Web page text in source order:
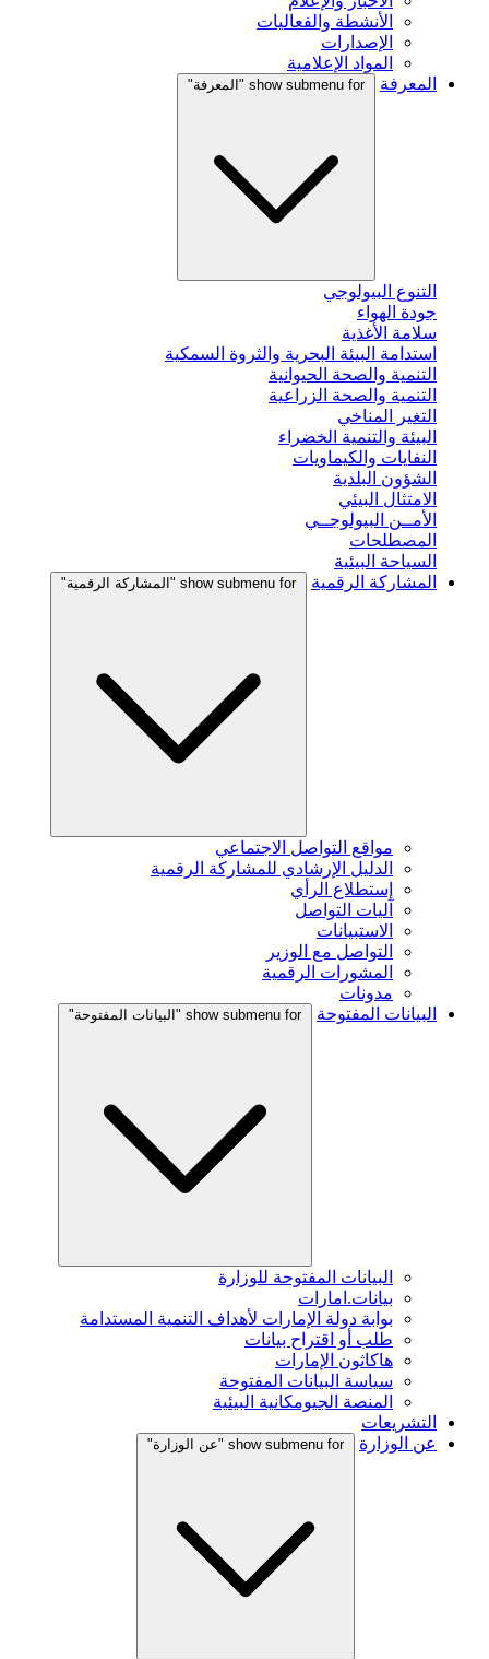
الأنشطة والفعاليات
الإصدارات
المواد الإعلامية
المعرفة
show submenu for "المعرفة"
التنوع البيولوجي
جودة الهواء
سلامة الأغذية
استدامة البيئة البحرية والثروة السمكية
التنمية والصحة الحيوانية
التنمية والصحة الزراعية
التغير المناخي
البيئة والتنمية الخضراء
النفايات والكيماويات
الشؤون البلدية
الامتثال البيئي
الأمــن البيولوجــي
المصطلحات
السياحة البيئية
المشاركة الرقمية
show submenu for "المشاركة الرقمية"
مواقع التواصل الاجتماعي
الدليل الإرشادي للمشاركة الرقمية
إستطلاع الرأي
آليات التواصل
الاستبيانات
التواصل مع الوزير
المشورات الرقمية
مدونات
البيانات المفتوحة
show submenu for "البيانات المفتوحة"
البيانات المفتوحة للوزارة
بيانات.امارات
بوابة دولة الإمارات لأهداف التنمية المستدامة
طلب أو اقتراح بيانات
هاكاثون الإمارات
سياسة البيانات المفتوحة
المنصة الجيومكانية البيئية
التشريعات
عن الوزارة
show submenu for "عن الوزارة"